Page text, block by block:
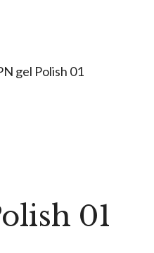
gel Polish 01
01